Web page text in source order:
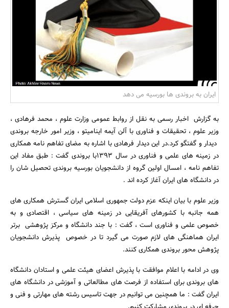
بانک، بیمه و سرمایه
مسکن و ساختمان
ایران به بروندی ها بورسیه می دهد
به گزارش اخبار رسمی به نقل از روابط عمومی وزارت علوم ، محمد فرهادی ،
وزیر علوم ، تحقیقات و فناوری با آلن آیمه اینامیتو ، وزیر امور خارجه بروندی
دیدار و گفتگو کرد.در این دیدار فرهادی با اشاره به مضای تفاهم نامه همکاری
در زمینه های علمی و فناوری در سال 1393با بروندی گفت : طبق مفاد این
تفاهم نامه ، امسال اولین گروه از دانشجویان بورسیه بروندی تحصیل شان را
در دانشگاه های ایران آغاز کرده اند .
وزیر علوم با بیان اینکه عزم دولت جمهوری اسلامی ایران گسترش همکاری های
همه جانبه با کشورهای آفریقایی در زمینه های سیاسی ، اقتصادی و به
خصوص علمی و فناوری است ، گفت : با جند دانشگاه و مرکز پژوهشی برتر
ایران هماهنگی های لازم صورت می گیرد تا در خصوص پذیرش دانشجویان
پژوهش محور بروندی همکاری کنند.
وی در ادامه با اعلام موافقت با پذیرش اعضای هیئت علمی و استادان دانشگاه
های بروندی برای استفاده از فرصت های مطالعاتی و آموزشی در دانشگاه های
ایران گفت : ما همچنین می توانیم در جهت تاسیس رشته های مهارتی و فنی و